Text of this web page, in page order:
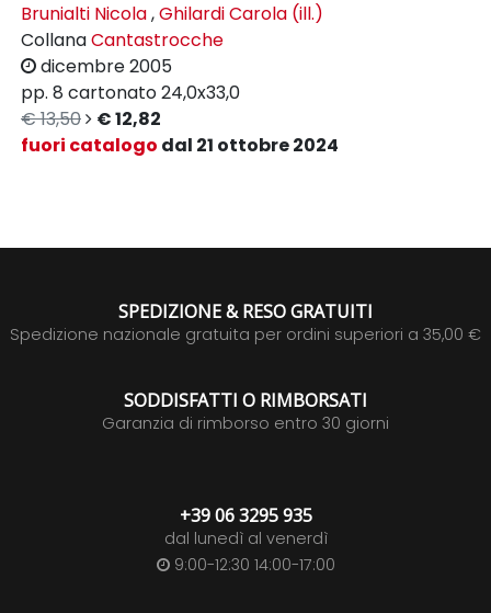
Brunialti Nicola,Ghilardi Carola (ill.)
CollanaCantastrocche
dicembre 2005
pp. 8 cartonato24,0x33,0
€ 13,50
€ 12,82
fuori catalogo dal 21 ottobre 2024
SPEDIZIONE & RESO GRATUITI
Spedizione nazionale gratuita per ordini superiori a 35,00 €
SODDISFATTI O RIMBORSATI
Garanzia di rimborso entro 30 giorni
+39 06 3295 935
dal lunedì al venerdì
9:00-12:30 14:00-17:00